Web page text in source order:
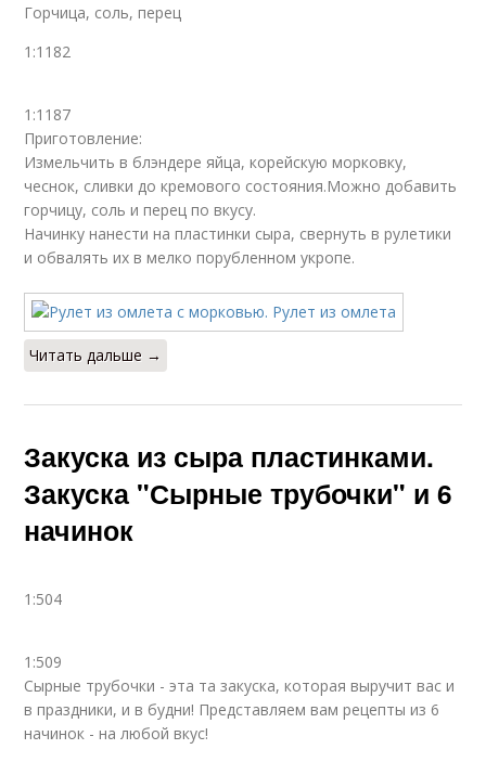
Горчица, соль, перец
1:1182
1:1187
Приготовление:
Измельчить в блэндере яйца, корейскую морковку,
чеснок, сливки до кремового состояния.Можно добавить
горчицу, соль и перец по вкусу.
Начинку нанести на пластинки сыра, свернуть в рулетики
и обвалять их в мелко порубленном укропе.
Читать дальше →
Закуска из сыра пластинками.
Закуска "Сырные трубочки" и 6
начинок
1:504
1:509
Сырные трубочки - эта та закуска, которая выручит вас и
в праздники, и в будни! Представляем вам рецепты из 6
начинок - на любой вкус!